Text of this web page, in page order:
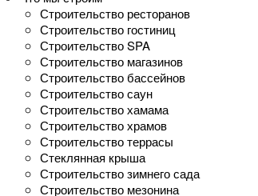
Строительство ресторанов
Строительство гостиниц
Строительство SPA
Строительство магазинов
Строительство бассейнов
Строительство саун
Строительство хамама
Строительство храмов
Строительство террасы
Стеклянная крыша
Строительство зимнего сада
Строительство мезонина